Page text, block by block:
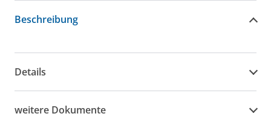
Beschreibung
Details
weitere Dokumente